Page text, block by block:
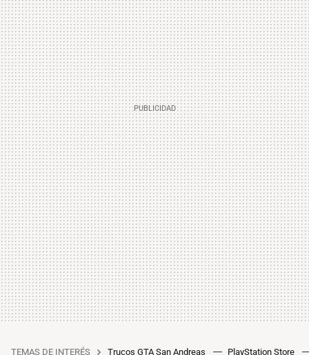
TEMAS DE INTERÉS Trucos GTA San Andreas PlayStation Store